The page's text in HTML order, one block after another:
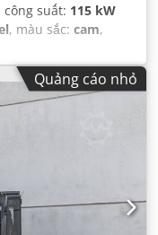
công suất: 115 kW
, màu sắc: cam,
Quảng cáo nhỏ